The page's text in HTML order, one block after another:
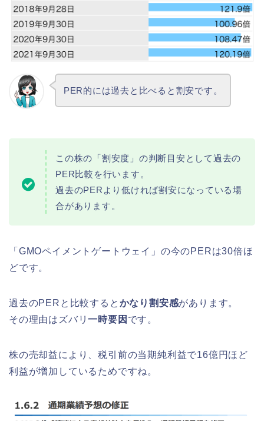
PER的には過去と比べると割安です。
この株の「割安度」の判断目安として過去の
PER比較を行います。
過去のPERより低ければ割安になっている場
合があります。
「GMOペイメントゲートウェイ」の今のPERは30倍ほ
どです。
過去のPERと比較すると かなり割安感があります。
その理由はズバリ一時要因 です。
株の売却益により、税引前の当期純利益で16億円ほど
利益が増加しているためですね。